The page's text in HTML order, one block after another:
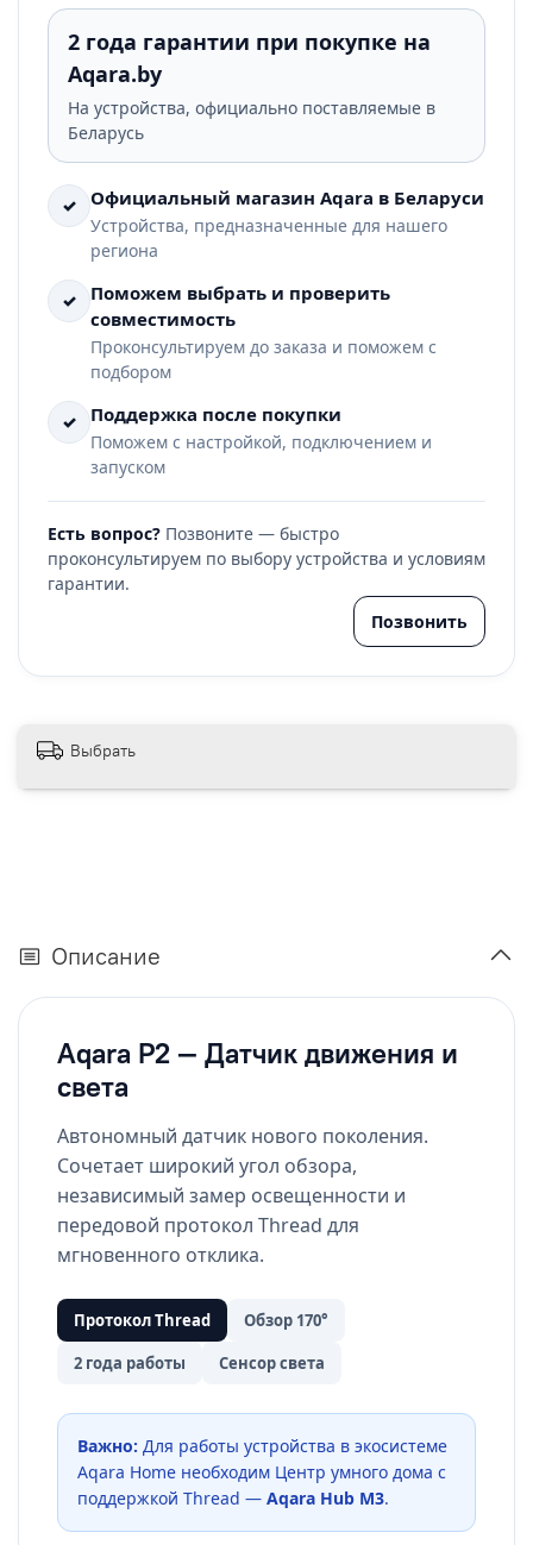
2 года гарантии при покупке на
Aqara.by
На устройства, официально поставляемые в
Беларусь
✓ Официальный магазин Aqara в Беларуси
Устройства, предназначенные для нашего
региона
✓
Поможем выбрать и проверить
совместимость
Проконсультируем до заказа и поможем с
подбором
✓ Поддержка после покупки
Поможем с настройкой, подключением и
запуском
Есть вопрос? Позвоните — быстро
проконсультируем по выбору устройства и условиям
гарантии.
Позвонить
Выбрать
Описание
Aqara P2 — Датчик движения и
света
Автономный датчик нового поколения.
Сочетает широкий угол обзора,
независимый замер освещенности и
передовой протокол Thread для
мгновенного отклика.
Протокол Thread
Обзор 170°
2 года работы
Сенсор света
Важно: Для работы устройства в экосистеме
Aqara Home необходим Центр умного дома с
поддержкой Thread — Aqara Hub M3.